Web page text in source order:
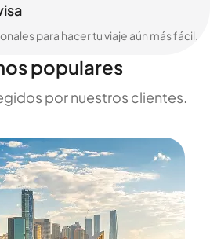
para hacer tu viaje aún más fácil.
populares
por nuestros clientes.